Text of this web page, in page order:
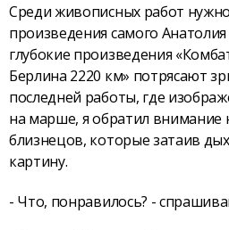
Среди живописных работ
произведения самого
глубокие произведения
Берлина 2220 км» потрясают
последней работы, где
на марше, я обратил внимание
близнецов, которые затаив
картину.
- Что, понравилось? -